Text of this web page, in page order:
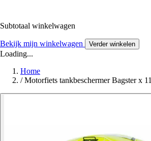
Subtotaal winkelwagen
Bekijk mijn winkelwagen Verder winkelen
Loading...
Home
/ Motorfiets tankbeschermer Bagster x 11